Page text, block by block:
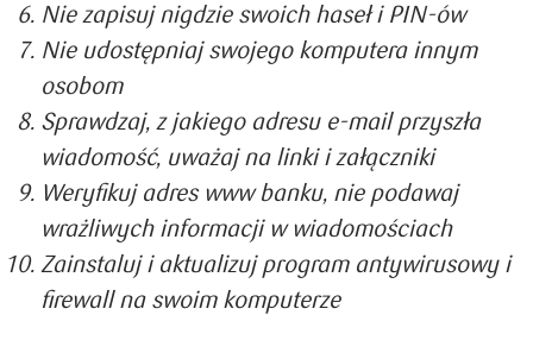
Nie zapisuj nigdzie swoich haseł i PIN-ów
Nie udostępniaj swojego komputera innym
osobom
Sprawdzaj, z jakiego adresu e-mail przyszła
wiadomość, uważaj na linki i załączniki
Weryfikuj adres www banku, nie podawaj
wrażliwych informacji w wiadomościach
Zainstaluj i aktualizuj program antywirusowy i
firewall na swoim komputerze